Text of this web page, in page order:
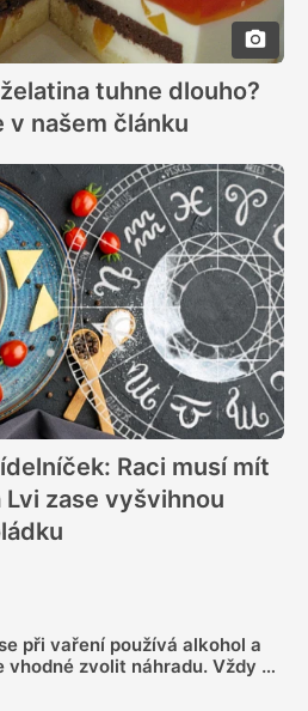
tuhne dlouho?
našem článku
Raci musí mít
zase vyšvihnou
při vaření používá alkohol a
vhodné zvolit náhradu. Vždy se